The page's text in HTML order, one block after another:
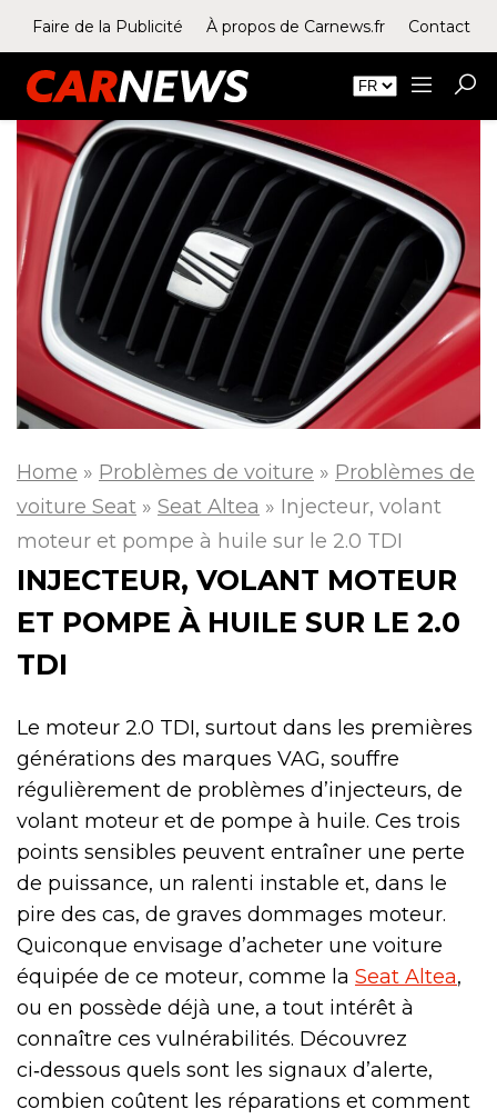
Faire de la Publicité À propos de Carnews.fr Contact
Home » Problèmes de voiture » Problèmes de
voiture Seat » Seat Altea » Injecteur, volant
moteur et pompe à huile sur le 2.0 TDI
INJECTEUR, VOLANT MOTEUR
ET POMPE À HUILE SUR LE 2.0
TDI
Le moteur 2.0 TDI, surtout dans les premières
générations des marques VAG, souffre
régulièrement de problèmes d’injecteurs, de
volant moteur et de pompe à huile. Ces trois
points sensibles peuvent entraîner une perte
de puissance, un ralenti instable et, dans le
pire des cas, de graves dommages moteur.
Quiconque envisage d’acheter une voiture
équipée de ce moteur, comme la Seat Altea,
ou en possède déjà une, a tout intérêt à
connaître ces vulnérabilités. Découvrez
ci‑dessous quels sont les signaux d’alerte,
combien coûtent les réparations et comment